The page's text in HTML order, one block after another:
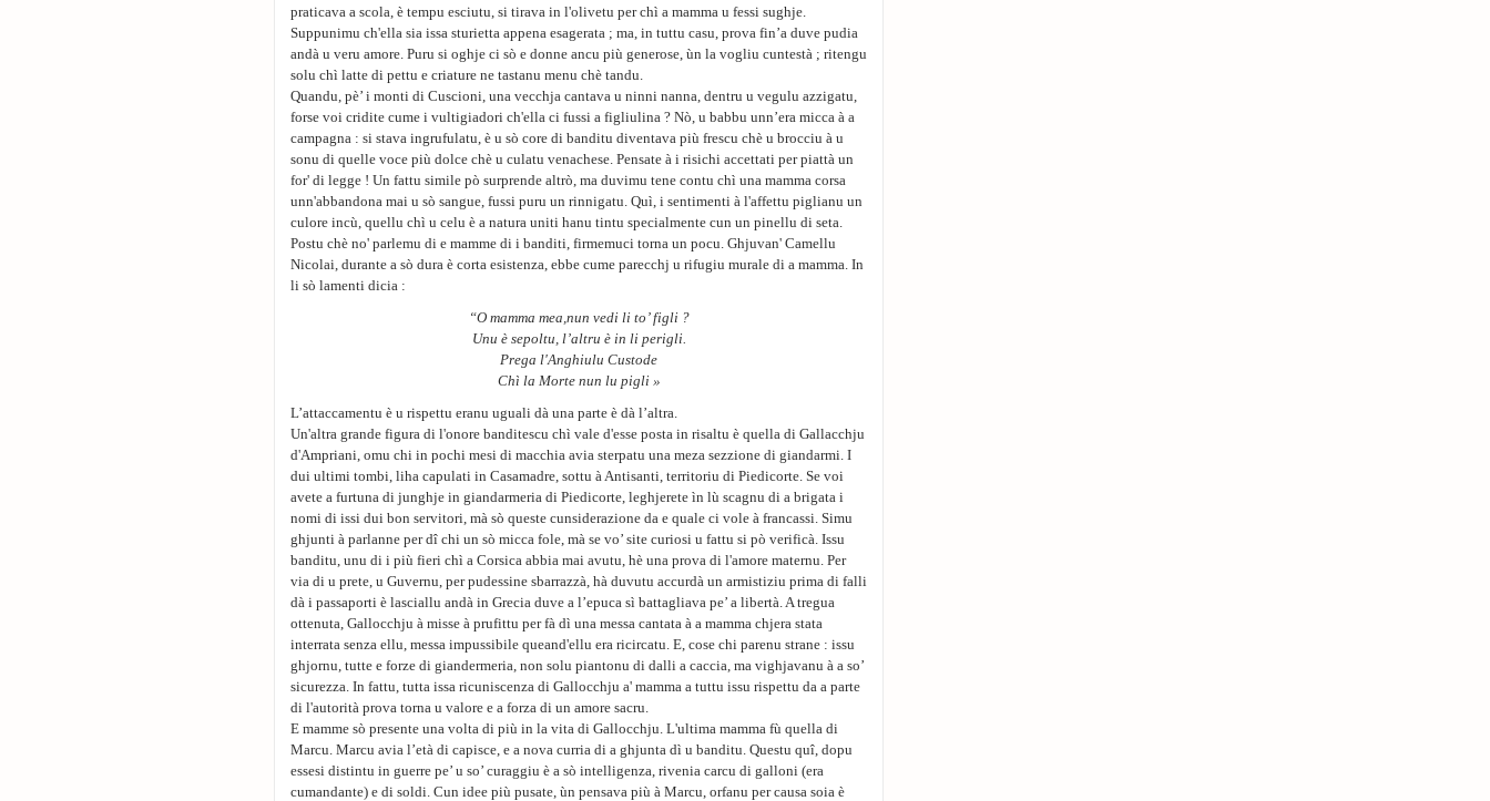
praticava a scola, è tempu esciutu, si tirava in l'olivetu per chì a mamma u fessi sughje.
Suppunimu ch'ella sia issa sturietta appena esagerata ; ma, in tuttu casu, prova fin’a duve pudia
andà u veru amore. Puru si oghje ci sò e donne ancu più generose, ùn la vogliu cuntestà ; ritengu
solu chì latte di pettu e criature ne tastanu menu chè tandu.
Quandu, pè’ i monti di Cuscioni, una vecchja cantava u ninni nanna, dentru u vegulu azzigatu,
forse voi cridite cume i vultigiadori ch'ella ci fussi a figliulina ? Nò, u babbu unn’era micca à a
campagna : si stava ingrufulatu, è u sò core di banditu diventava più frescu chè u brocciu à u
sonu di quelle voce più dolce chè u culatu venachese. Pensate à i risichi accettati per piattà un
for' di legge ! Un fattu simile pò surprende altrò, ma duvimu tene contu chì una mamma corsa
unn'abbandona mai u sò sangue, fussi puru un rinnigatu. Quì, i sentimenti à l'affettu piglianu un
culore incù, quellu chì u celu è a natura uniti hanu tintu specialmente cun un pinellu di seta.
Postu chè no' parlemu di e mamme di i banditi, firmemuci torna un pocu. Ghjuvan' Camellu
Nicolai, durante a sò dura è corta esistenza, ebbe cume parecchj u rifugiu murale di a mamma. In
li sò lamenti dicia :
“O mamma mea,nun vedi li to’ figli ?
Unu è sepoltu, l’altru è in li perigli.
Prega l'Anghiulu Custode
Chì la Morte nun lu pigli »
L’attaccamentu è u rispettu eranu uguali dà una parte è dà l’altra.
Un'altra grande figura di l'onore banditescu chì vale d'esse posta in risaltu è quella di Gallacchju
d'Ampriani, omu chi in pochi mesi di macchia avia sterpatu una meza sezzione di giandarmi. I
dui ultimi tombi, liha capulati in Casamadre, sottu à Antisanti, territoriu di Piedicorte. Se voi
avete a furtuna di junghje in giandarmeria di Piedicorte, leghjerete ìn lù scagnu di a brigata i
nomi di issi dui bon servitori, mà sò queste cunsiderazione da e quale ci vole à francassi. Simu
ghjunti à parlanne per dî chi un sò micca fole, mà se vo’ site curiosi u fattu si pò verificà. Issu
banditu, unu di i più fieri chì a Corsica abbia mai avutu, hè una prova di l'amore maternu. Per
via di u prete, u Guvernu, per pudessine sbarrazzà, hà duvutu accurdà un armistiziu prima di falli
dà i passaporti è lasciallu andà in Grecia duve a l’epuca sì battagliava pe’ a libertà. A tregua
ottenuta, Gallocchju à misse à prufittu per fà dì una messa cantata à a mamma chjera stata
interrata senza ellu, messa impussibile queand'ellu era ricircatu. E, cose chi parenu strane : issu
ghjornu, tutte e forze di giandermeria, non solu piantonu di dalli a caccia, ma vighjavanu à a so’
sicurezza. In fattu, tutta issa ricuniscenza di Gallocchju a' mamma a tuttu issu rispettu da a parte
di l'autorità prova torna u valore e a forza di un amore sacru.
E mamme sò presente una volta di più in la vita di Gallocchju. L'ultima mamma fù quella di
Marcu. Marcu avia l’età di capisce, e a nova curria di a ghjunta dì u banditu. Questu quî, dopu
essesi distintu in guerre pe’ u so’ curaggiu è a sò intelligenza, rivenia carcu di galloni (era
cumandante) e di soldi. Cun idee più pusate, ùn pensava più à Marcu, orfanu per causa soia è